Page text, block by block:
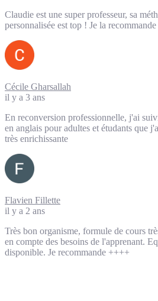
Claudie est une super professeur, sa
personnalisée est top ! Je la
Cécile Gharsallah
il y a 3 ans
En reconversion professionnelle, j'ai
en anglais pour adultes et étudants que
très enrichissante
Flavien Fillette
il y a 2 ans
Très bon organisme, formule de cours
en compte des besoins de l'apprenant.
disponible. Je recommande ++++